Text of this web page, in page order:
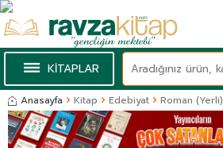
KİTAPLAR
Anasayfa Kitap Edebiyat Roman (Yerli)